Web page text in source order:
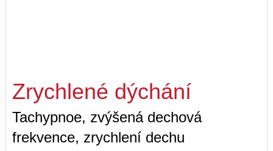
Zrychlené dýchání
Tachypnoe, zvýšená dechová
frekvence, zrychlení dechu